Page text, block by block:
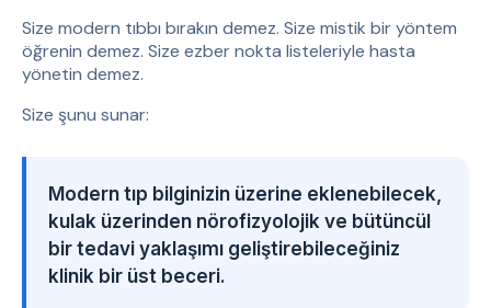
Size modern tıbbı bırakın demez. Size mistik bir yöntem
öğrenin demez. Size ezber nokta listeleriyle hasta
yönetin demez.
Size şunu sunar:
Modern tıp bilginizin üzerine eklenebilecek,
kulak üzerinden nörofizyolojik ve bütüncül
bir tedavi yaklaşımı geliştirebileceğiniz
klinik bir üst beceri.